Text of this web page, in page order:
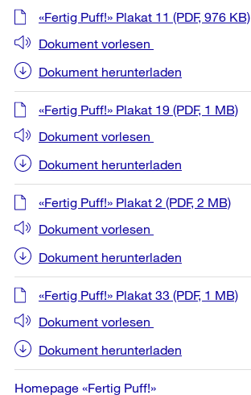
«Fertig Puff!» Plakat 11 (PDF, 976 KB)
Dokument vorlesen
Dokument herunterladen
«Fertig Puff!» Plakat 19 (PDF, 1 MB)
Dokument vorlesen
Dokument herunterladen
«Fertig Puff!» Plakat 2 (PDF, 2 MB)
Dokument vorlesen
Dokument herunterladen
«Fertig Puff!» Plakat 33 (PDF, 1 MB)
Dokument vorlesen
Dokument herunterladen
Homepage «Fertig Puff!»